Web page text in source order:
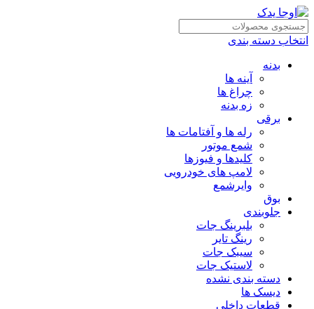
انتخاب دسته بندی
بدنه
آینه ها
چراغ ها
زه بدنه
برقی
رله ها و آفتامات ها
شمع موتور
کلیدها و فیوزها
لامپ های خودرویی
وایرشمع
بوق
جلوبندی
بلبرینگ جات
رینگ تایر
سیبک جات
لاستیک جات
دسته بندی نشده
دیسک ها
قطعات داخلی